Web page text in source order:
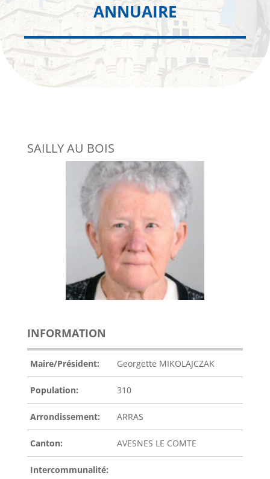
ANNUAIRE
SAILLY AU BOIS
INFORMATION
Maire/Président: Georgette MIKOLAJCZAK
Population: 310
Arrondissement: ARRAS
Canton: AVESNES LE COMTE
Intercommunalité: